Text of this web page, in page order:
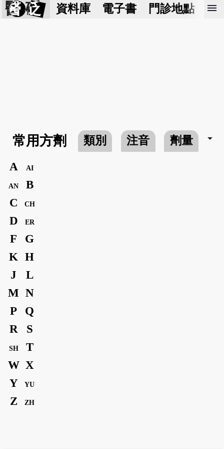
醫 砭 資料庫 電子書 門診地點 預
menu
常用方劑 類別 注音 劑量 arrow_drop_down
A AI
AN
B
C
CH
D ER
F
G
K H
J
L
M N
P
Q
R
S
SH
T
W X
Y
YU
Z ZH